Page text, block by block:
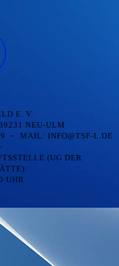
E. V.
NEU-ULM
~ MAIL: INFO@TSF-L.DE
(UG DER
UHR